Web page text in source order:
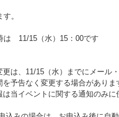
。
は 11/15（水）15：00です
は、11/15（水）までにメール
予告なく変更する場合がありま
当イベントに関する通知のみに